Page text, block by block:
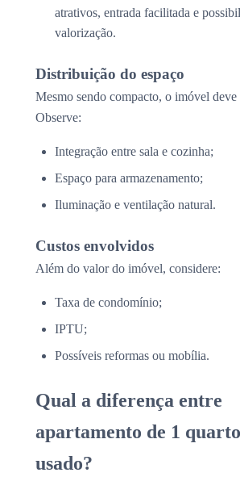
atrativos, entrada facilitada e
valorização.
Distribuição do espaço
Mesmo sendo compacto, o imóvel
Observe:
Integração entre sala e cozinha;
Espaço para armazenamento;
Iluminação e ventilação natural.
Custos envolvidos
Além do valor do imóvel, considere:
Taxa de condomínio;
IPTU;
Possíveis reformas ou mobília.
Qual a diferença entre
apartamento de 1
usado?